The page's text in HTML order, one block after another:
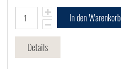
In den Warenkorb
Details